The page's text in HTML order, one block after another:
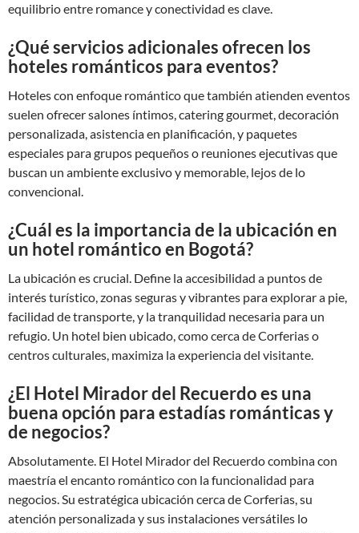
equilibrio entre romance y conectividad es clave.
¿Qué servicios adicionales ofrecen los
hoteles románticos para eventos?
Hoteles con enfoque romántico que también atienden eventos
suelen ofrecer salones íntimos, catering gourmet, decoración
personalizada, asistencia en planificación, y paquetes
especiales para grupos pequeños o reuniones ejecutivas que
buscan un ambiente exclusivo y memorable, lejos de lo
convencional.
¿Cuál es la importancia de la ubicación en
un hotel romántico en Bogotá?
La ubicación es crucial. Define la accesibilidad a puntos de
interés turístico, zonas seguras y vibrantes para explorar a pie,
facilidad de transporte, y la tranquilidad necesaria para un
refugio. Un hotel bien ubicado, como cerca de Corferias o
centros culturales, maximiza la experiencia del visitante.
¿El Hotel Mirador del Recuerdo es una
buena opción para estadías románticas y
de negocios?
Absolutamente. El Hotel Mirador del Recuerdo combina con
maestría el encanto romántico con la funcionalidad para
negocios. Su estratégica ubicación cerca de Corferias, su
atención personalizada y sus instalaciones versátiles lo